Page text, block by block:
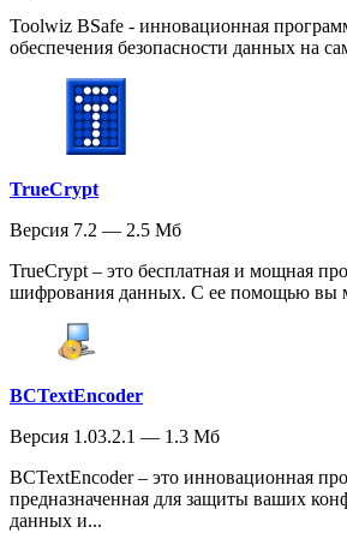
Toolwiz BSafe - инновационная
обеспечения безопасности данных на
TrueCrypt
Версия 7.2 — 2.5 Мб
TrueCrypt – это бесплатная и мощная
шифрования данных. С ее помощью вы
BCTextEncoder
Версия 1.03.2.1 — 1.3 Мб
BCTextEncoder – это инновационная
предназначенная для защиты ваших
данных и...